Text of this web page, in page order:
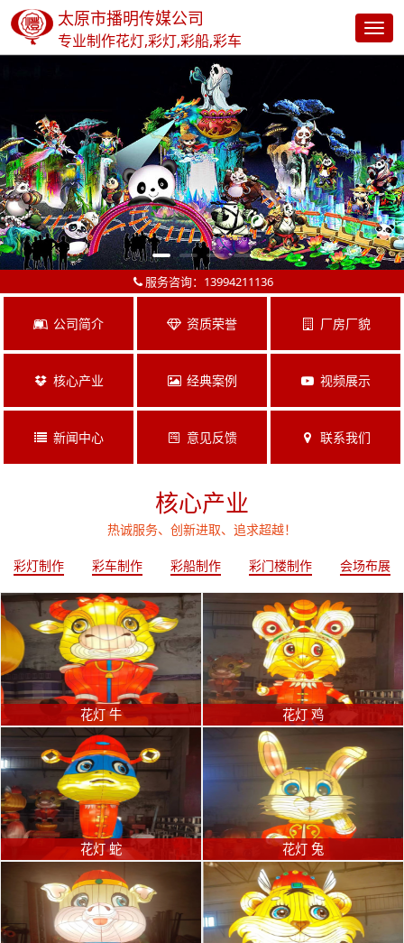
太原市播明传媒公司
专业制作花灯,彩灯,彩船,彩车
服务咨询：13994211136
公司简介 资质荣誉 厂房厂貌
核心产业 经典案例 视频展示
新闻中心 意见反馈 联系我们
核心产业
热诚服务、创新进取、追求超越！
彩灯制作 彩车制作 彩船制作 彩门楼制作 会场布展
花灯 牛 花灯 鸡
花灯 蛇 花灯 兔